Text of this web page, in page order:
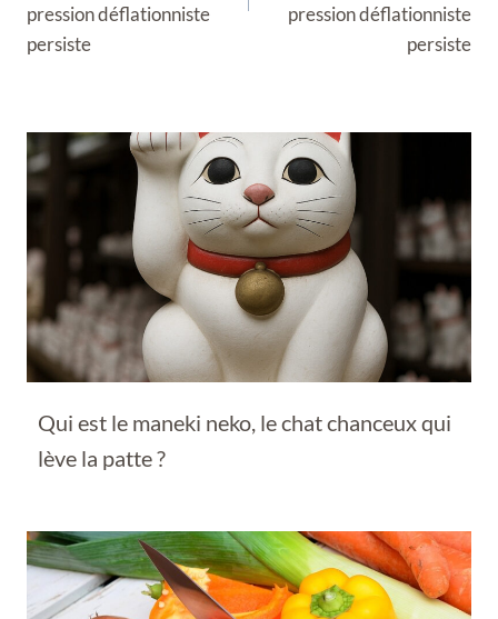
pression déflationniste
persiste
pression déflationniste
persiste
Qui est le maneki neko, le chat chanceux qui
lève la patte ?